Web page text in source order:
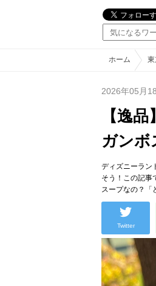
ホーム 東
2026年05月
【逸
ガンボ
ディズニーラン
そう！この記事
スープなの？「
Twitter